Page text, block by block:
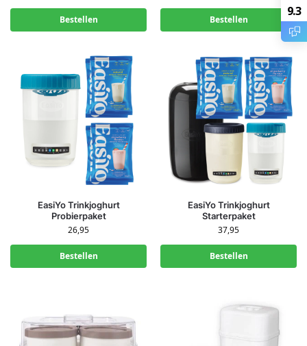
Bestellen Bestellen
EasiYo Trinkjoghurt
Probierpaket
26,95
Bestellen
EasiYo Trinkjoghurt
Starterpaket
37,95
Bestellen
9.3